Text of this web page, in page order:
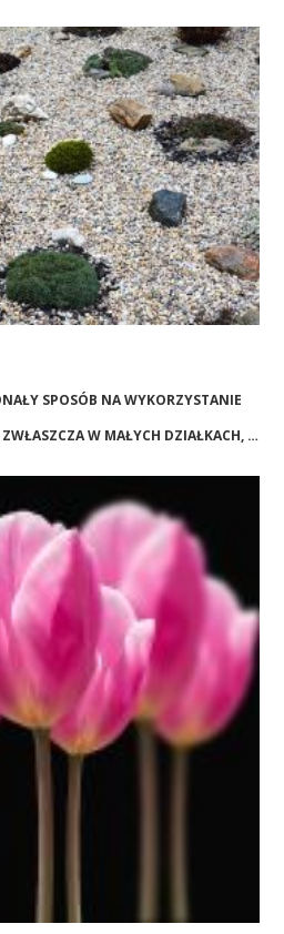
SPOSÓB NA WYKORZYSTANIE
W MAŁYCH DZIAŁKACH, …